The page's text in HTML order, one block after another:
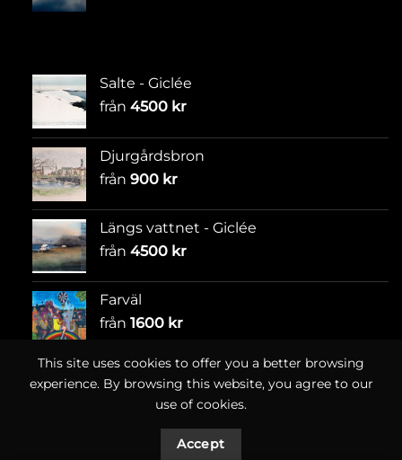
Salte - Giclée
från 4500 kr
Djurgårdsbron
från 900 kr
Längs vattnet - Giclée
från 4500 kr
Farväl
från 1600 kr
This site uses cookies to offer you a better browsing
experience. By browsing this website, you agree to our
use of cookies.
Accept